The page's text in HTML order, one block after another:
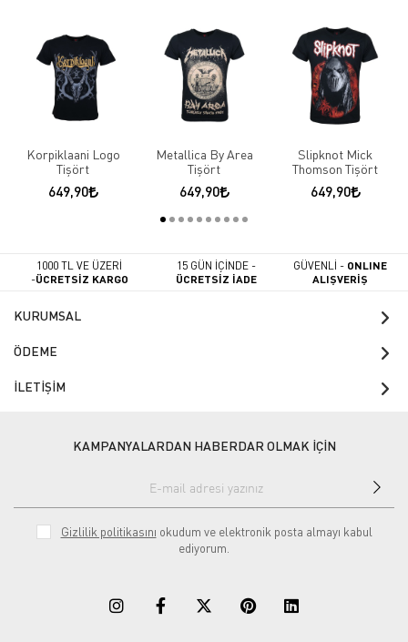
Korpiklaani Logo
Tişört
649,90
Metallica By Area
Tişört
649,90
Slipknot Mick
Thomson Tişört
649,90
1000 TL VE ÜZERİ
-ÜCRETSİZ KARGO
15 GÜN İÇİNDE -
ÜCRETSİZ İADE
GÜVENLİ - ONLINE
ALIŞVERİŞ
KURUMSAL
ÖDEME
İLETİŞİM
KAMPANYALARDAN HABERDAR OLMAK İÇİN
Gizlilik politikasını okudum ve elektronik posta almayı kabul
ediyorum.